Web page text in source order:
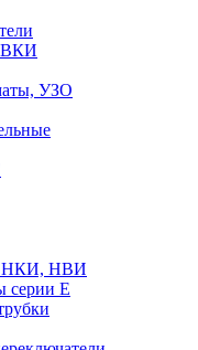
ВКИ
УЗО
НКИ, НВИ
серии Е